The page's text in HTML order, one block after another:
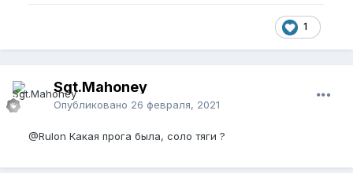
1
Sgt.Mahoney
Опубликовано 26 февраля, 2021
@Rulon Какая прога была, соло тяги ?